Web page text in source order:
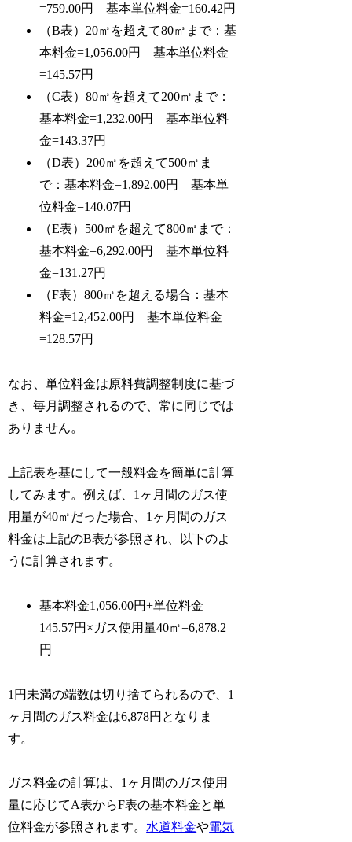
=759.00円 基本単位料金=160.42円
（B表）20㎥を超えて80㎥まで：基
本料金=1,056.00円 基本単位料金
=145.57円
（C表）80㎥を超えて200㎥まで：
基本料金=1,232.00円 基本単位料
金=143.37円
（D表）200㎥を超えて500㎥ま
で：基本料金=1,892.00円 基本単
位料金=140.07円
（E表）500㎥を超えて800㎥まで：
基本料金=6,292.00円 基本単位料
金=131.27円
（F表）800㎥を超える場合：基本
料金=12,452.00円 基本単位料金
=128.57円
なお、単位料金は原料費調整制度に基づ
き、毎月調整されるので、常に同じでは
ありません。
上記表を基にして一般料金を簡単に計算
してみます。例えば、1ヶ月間のガス使
用量が40㎥だった場合、1ヶ月間のガス
料金は上記のB表が参照され、以下のよ
うに計算されます。
基本料金1,056.00円+単位料金
145.57円×ガス使用量40㎥=6,878.2
円
1円未満の端数は切り捨てられるので、1
ヶ月間のガス料金は6,878円となりま
す。
ガス料金の計算は、1ヶ月間のガス使用
量に応じてA表からF表の基本料金と単
位料金が参照されます。水道料金や電気